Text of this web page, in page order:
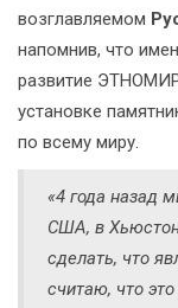
возглавляемом
напомнив, что
развитие
установке
по всему миру.
«4 года назад
США, в
сделать, что
считаю, что